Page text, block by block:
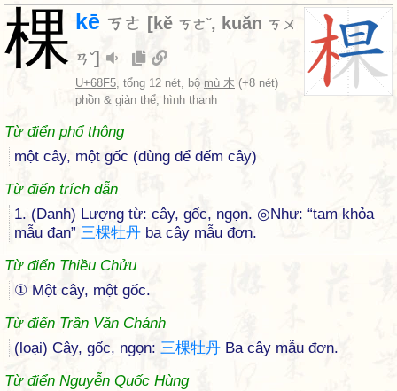
棵 kē ㄎㄜ [kě ㄎㄜˇ, kuǎn ㄎㄨ
ㄢˇ]
U+68F5, tổng 12 nét, bộ mù 木 (+8 nét)
phồn & giản thể, hình thanh
Từ điển phổ thông
một cây, một gốc (dùng để đếm cây)
Từ điển trích dẫn
1. (Danh) Lượng từ: cây, gốc, ngọn. ◎Như: “tam khỏa
mẫu đan” 三棵牡丹 ba cây mẫu đơn.
Từ điển Thiều Chửu
① Một cây, một gốc.
Từ điển Trần Văn Chánh
(loại) Cây, gốc, ngọn: 三棵牡丹 Ba cây mẫu đơn.
Từ điển Nguyễn Quốc Hùng